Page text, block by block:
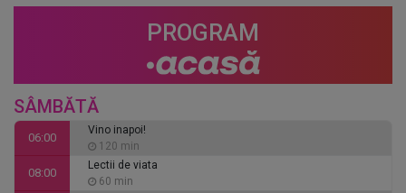
PROGRAM
SÂMBĂTĂ
06:00
Vino inapoi!
120 min
08:00
Lectii de viata
60 min